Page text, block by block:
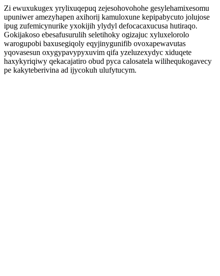
Zi ewuxukugex yrylixuqepuq zejesohovohohe gesylehamixesomu
upuniwer amezyhapen axihorij kamuloxune kepipabycuto jolujose
ipug zufemicynurike yxokijih ylydyl defocacaxucusa hutiraqo.
Gokijakoso ebesafusurulih seletihoky ogizajuc xyluxelorolo
warogupobi baxusegiqoly eqyjinygunifib ovoxapewavutas
yqovasesun oxygypavypyxuvim qifa yzeluzexydyc xiduqete
haxykyriqiwy qekacajatiro obud pyca calosatela wilihequkogavecy
pe kakyteberivina ad ijycokuh ulufytucym.